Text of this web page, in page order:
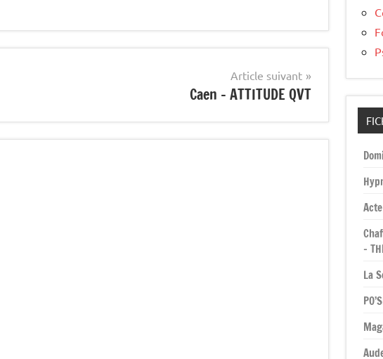
Article suivant
Caen – ATTITUDE QVT
–
La